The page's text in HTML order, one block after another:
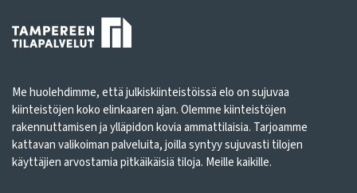
Me huolehdimme, että julkiskiinteistöissä elo on sujuvaa
kiinteistöjen koko elinkaaren ajan. Olemme kiinteistöjen
rakennuttamisen ja ylläpidon kovia ammattilaisia. Tarjoamme
kattavan valikoiman palveluita, joilla syntyy sujuvasti tilojen
käyttäjien arvostamia pitkäikäisiä tiloja. Meille kaikille.